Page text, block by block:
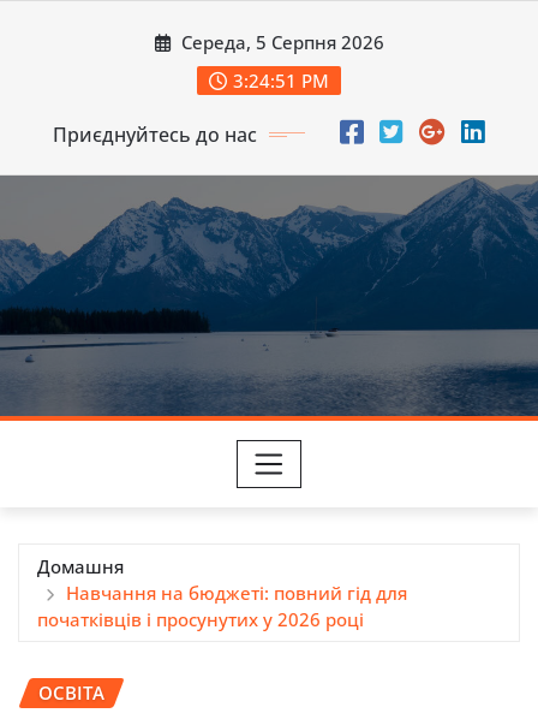
Середа, 5 Серпня 2026
3:24:52 PM
Приєднуйтесь до нас
Домашня
Навчання на бюджеті: повний гід для
початківців і просунутих у 2026 році
ОСВІТА